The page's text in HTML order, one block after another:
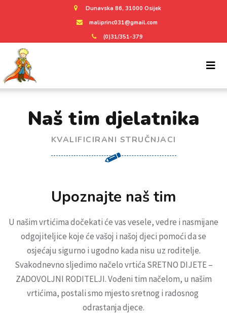
Dunavska 86, 31000 Osijek
maliprinc031@gmail.com
(0)31/351-379
Naš tim djelatnika
KVALIFICIRANI STRUČNJACI
Upoznajte naš tim
U našim vrtićima dočekati će vas vesele, vedre i nasmijane
odgojiteljice koje će vašoj i našoj djeci pomoći da se
osjećaju sigurno i ugodno kada nisu uz roditelje.
Svakodnevno sljedimo načelo vrtića SRETNO DIJETE –
ZADOVOLJNI RODITELJI. Vođeni tim načelom, u našim
vrtićima, postali smo mjesto sretnog i radosnog
odrastanja djece.